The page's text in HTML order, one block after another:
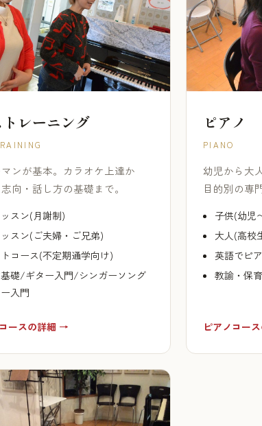
レーニング
ンが基本。カラオケ上達か
向・話し方の基礎まで。
スン(月謝制)
スン(ご夫婦・ご兄弟)
コース(不定期通学向け)
礎/ギター入門/シンガーソング
入門
ースの詳細 →
ピアノ
PIANO
幼児から大
目的別の専
子供(幼児
大人(高校
英語でピ
教諭・保
ピアノコー